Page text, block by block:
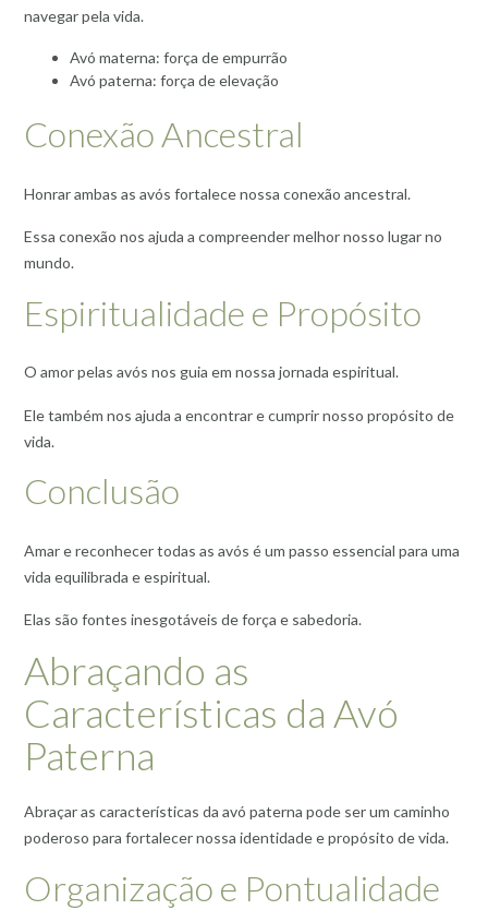
navegar pela vida.
Avó materna: força de empurrão
Avó paterna: força de elevação
Conexão Ancestral
Honrar ambas as avós fortalece nossa conexão ancestral.
Essa conexão nos ajuda a compreender melhor nosso lugar no
mundo.
Espiritualidade e Propósito
O amor pelas avós nos guia em nossa jornada espiritual.
Ele também nos ajuda a encontrar e cumprir nosso propósito de
vida.
Conclusão
Amar e reconhecer todas as avós é um passo essencial para uma
vida equilibrada e espiritual.
Elas são fontes inesgotáveis de força e sabedoria.
Abraçando as
Características da Avó
Paterna
Abraçar as características da avó paterna pode ser um caminho
poderoso para fortalecer nossa identidade e propósito de vida.
Organização e Pontualidade